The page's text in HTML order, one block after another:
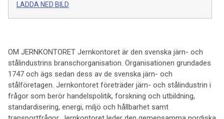
LADDA NED BILD
OM JERNKONTORET Jernkontoret är den svenska järn- och
stålindustrins branschorganisation. Organisationen grundades
1747 och ägs sedan dess av de svenska järn- och
stålföretagen. Jernkontoret företräder järn- och stålindustrin i
frågor som berör handelspolitik, forskning och utbildning,
standardisering, energi, miljö och hållbarhet samt